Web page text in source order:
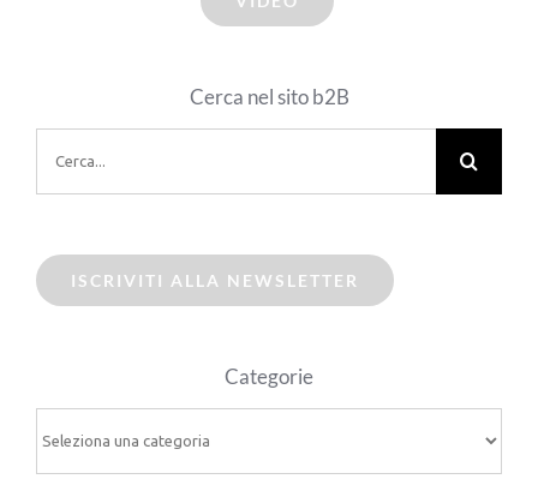
Cerca nel sito b2B
per:
ISCRIVITI ALLA NEWSLETTER
Categorie